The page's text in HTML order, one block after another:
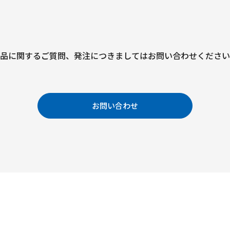
に関するご質問、 発注につきましてはお問い合わせくださ
お問い合わせ